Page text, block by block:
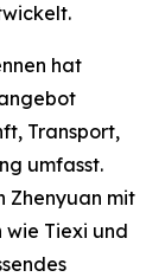
hat
Transport,
umfasst.
Zhenyuan mit
wie Tiexi und